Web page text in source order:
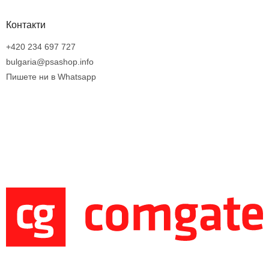
Контакти
+420 234 697 727
bulgaria@psashop.info
Пишете ни в Whatsapp